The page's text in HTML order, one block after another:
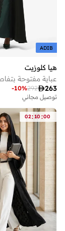
ADIB
هيا كلوزيت
263
292
-10%
توصيل مجاني
02:10 :00